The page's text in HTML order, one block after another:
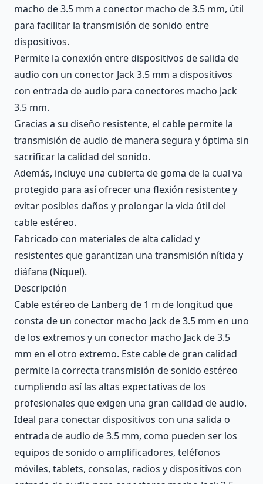
macho de 3.5 mm a conector macho de 3.5 mm, útil
para facilitar la transmisión de sonido entre
dispositivos.
Permite la conexión entre dispositivos de salida de
audio con un conector Jack 3.5 mm a dispositivos
con entrada de audio para conectores macho Jack
3.5 mm.
Gracias a su diseño resistente, el cable permite la
transmisión de audio de manera segura y óptima sin
sacrificar la calidad del sonido.
Además, incluye una cubierta de goma de la cual va
protegido para así ofrecer una flexión resistente y
evitar posibles daños y prolongar la vida útil del
cable estéreo.
Fabricado con materiales de alta calidad y
resistentes que garantizan una transmisión nítida y
diáfana (Níquel).
Descripción
Cable estéreo de Lanberg de 1 m de longitud que
consta de un conector macho Jack de 3.5 mm en uno
de los extremos y un conector macho Jack de 3.5
mm en el otro extremo. Este cable de gran calidad
permite la correcta transmisión de sonido estéreo
cumpliendo así las altas expectativas de los
profesionales que exigen una gran calidad de audio.
Ideal para conectar dispositivos con una salida o
entrada de audio de 3.5 mm, como pueden ser los
equipos de sonido o amplificadores, teléfonos
móviles, tablets, consolas, radios y dispositivos con